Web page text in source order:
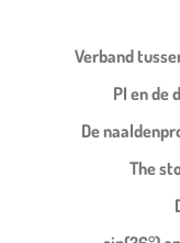
Verband
PI en de
De
The